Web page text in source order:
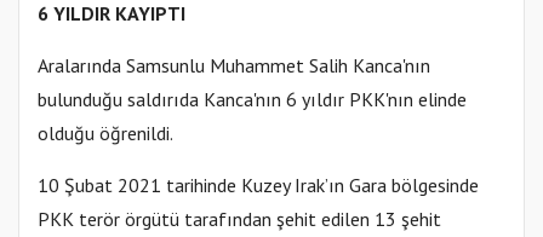
6 YILDIR KAYIPTI
Aralarında Samsunlu Muhammet Salih Kanca'nın
bulunduğu saldırıda Kanca'nın 6 yıldır PKK'nın elinde
olduğu öğrenildi.
10 Şubat 2021 tarihinde Kuzey Irak’ın Gara bölgesinde
PKK terör örgütü tarafından şehit edilen 13 şehit